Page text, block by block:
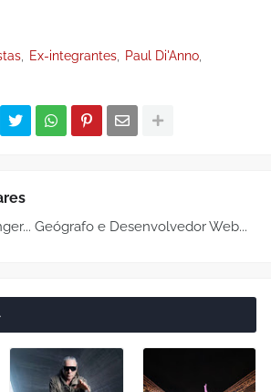
Ex-integrantes
Paul Di'Anno
Geógrafo e Desenvolvedor Web...